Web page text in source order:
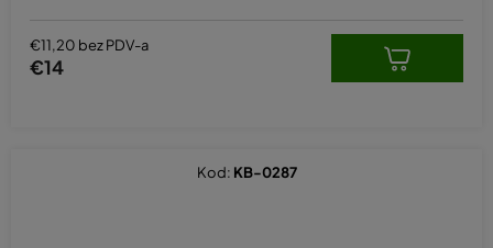
€11,20 bez PDV-a
€14
Kod: KB-0287